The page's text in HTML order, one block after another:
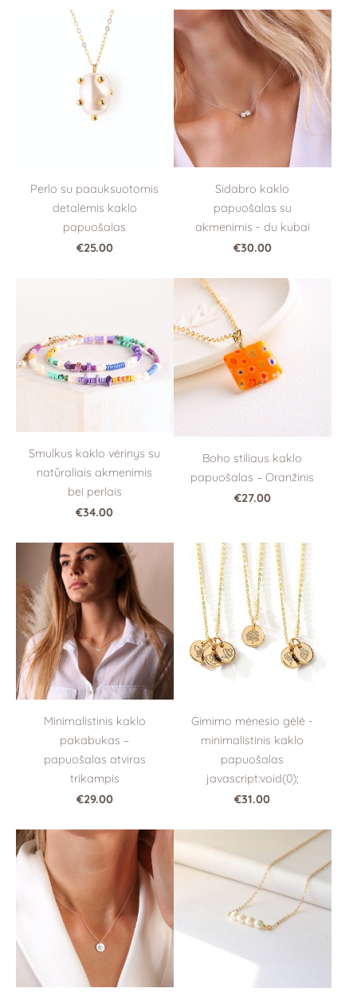
Perlo su paauksuotomis
detalėmis kaklo
papuošalas
€25.00
Sidabro kaklo
papuošalas su
akmenimis - du kubai
€30.00
Smulkus kaklo vėrinys su
natūraliais akmenimis
bei perlais
€34.00
Boho stiliaus kaklo
papuošalas – Oranžinis
€27.00
Minimalistinis kaklo
pakabukas –
papuošalas atviras
trikampis
€29.00
Gimimo mėnesio gėlė -
minimalistinis kaklo
papuošalas
javascript:void(0);
€31.00